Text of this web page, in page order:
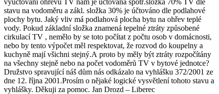
stavu na vodoměru a zákl. složka 30% je účtováno dle podlahové
plochy bytu. Jaký vliv má podlahová plocha bytu na ohřev teplé
vody. Pokud základní složka znamená tepelné ztráty způsobené
cirkulací TV , nemělo by se toto počítat z počtu osob v domácnosti,
nebo by tento výpočet měl respektovat, že rozvod do koupelny a
kuchyně mají všichni stejný.A proto by měly být ztráty rozpočítány
na všechny stejně nebo na počet vodoměrů TV v bytové jednotce?
Družstvo spravující náš dům nás odkázalo na vyhlášku 372/2001 ze
dne 12. října 2001.Prosím o nějaké logické vysvětlení tohoto stavu a
vyhlášky. Děkuji za pomoc. Jan Drozd – Liberec